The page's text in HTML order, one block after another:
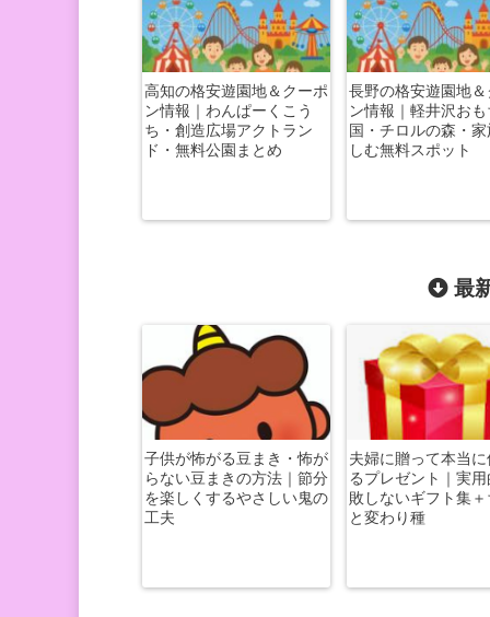
高知の格安遊園地＆クーポ
ン情報｜わんぱーくこう
ち・創造広場アクトラン
ド・無料公園まとめ
長野の格安遊園地＆
ン情報｜軽井沢お
国・チロルの森・
しむ無料スポット
最
子供が怖がる豆まき・怖が
らない豆まきの方法｜節分
を楽しくするやさしい鬼の
工夫
夫婦に贈って本当
るプレゼント｜実
敗しないギフト集
と変わり種